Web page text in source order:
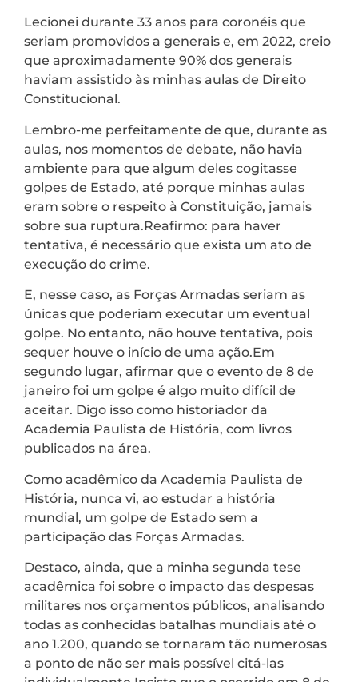
Lecionei durante 33 anos para coronéis que
seriam promovidos a generais e, em 2022, creio
que aproximadamente 90% dos generais
haviam assistido às minhas aulas de Direito
Constitucional.
Lembro-me perfeitamente de que, durante as
aulas, nos momentos de debate, não havia
ambiente para que algum deles cogitasse
golpes de Estado, até porque minhas aulas
eram sobre o respeito à Constituição, jamais
sobre sua ruptura.Reafirmo: para haver
tentativa, é necessário que exista um ato de
execução do crime.
E, nesse caso, as Forças Armadas seriam as
únicas que poderiam executar um eventual
golpe. No entanto, não houve tentativa, pois
sequer houve o início de uma ação.Em
segundo lugar, afirmar que o evento de 8 de
janeiro foi um golpe é algo muito difícil de
aceitar. Digo isso como historiador da
Academia Paulista de História, com livros
publicados na área.
Como acadêmico da Academia Paulista de
História, nunca vi, ao estudar a história
mundial, um golpe de Estado sem a
participação das Forças Armadas.
Destaco, ainda, que a minha segunda tese
acadêmica foi sobre o impacto das despesas
militares nos orçamentos públicos, analisando
todas as conhecidas batalhas mundiais até o
ano 1.200, quando se tornaram tão numerosas
a ponto de não ser mais possível citá-las